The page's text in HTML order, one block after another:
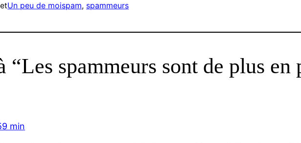
Un peu de moispam, spammeurs
“Les spammeurs sont de plus en
min